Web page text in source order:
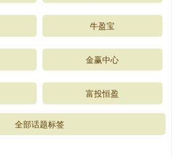
牛盈宝
金赢中心
富投恒盈
全部话题标签